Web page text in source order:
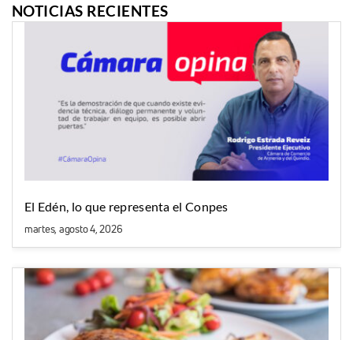
NOTICIAS RECIENTES
El Edén, lo que representa el Conpes
martes, agosto 4, 2026